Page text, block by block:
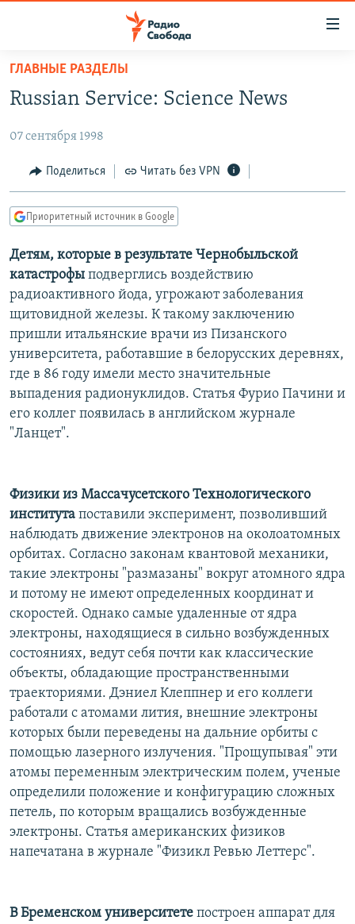
упрощенного
доступа
содержанию
Вернутся
навигации
Вернутся
поиску
АВТОРСКИЕ ПРОЕКТЫ
ЦИТАТЫ СВОБОДЫ
КУЛЬТУРА
IDEL.РЕАЛИИ
КАВКАЗ.РЕАЛИИ
СЕВЕР.РЕАЛИИ
СИБИРЬ.РЕАЛИИ
РАСПИСАНИЕ ВЕЩАНИЯ
ПОДПИШИТЕСЬ НА РАССЫЛКУ
СОЦИАЛЬНЫЕ СЕТИ
Все сайты РСЕ/РС
ГЛАВНЫЕ РАЗДЕЛЫ
Russian Service: Science News
07 сентября 1998
Поделиться Читать без VPN
Приоритетный источник в Google
Детям, которые в результате Чернобыльской
катастрофы подверглись воздействию
радиоактивного йода, угрожают заболевания
щитовидной железы. К такому заключению
пришли итальянские врачи из Пизанского
университета, работавшие в белорусских деревнях,
где в 86 году имели место значительные
выпадения радионуклидов. Статья Фурио Пачини и
его коллег появилась в английском журнале
"Ланцет".
Физики из Массачусетского Технологического
института поставили эксперимент, позволивший
наблюдать движение электронов на околоатомных
орбитах. Согласно законам квантовой механики,
такие электроны "размазаны" вокруг атомного ядра
и потому не имеют определенных координат и
скоростей. Однако самые удаленные от ядра
электроны, находящиеся в сильно возбужденных
состояниях, ведут себя почти как классические
объекты, обладающие пространственными
траекториями. Дэниел Клеппнер и его коллеги
работали с атомами лития, внешние электроны
которых были переведены на дальние орбиты с
помощью лазерного излучения. "Прощупывая" эти
атомы переменным электрическим полем, ученые
определили положение и конфигурацию сложных
петель, по которым вращались возбужденные
электроны. Статья американских физиков
напечатана в журнале "Физикл Ревью Леттерс".
В Бременском университете построен аппарат для